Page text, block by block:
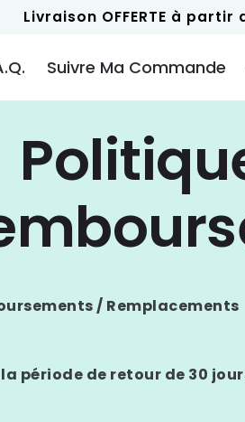
Livraison OFFERTE à partir
Suivre Ma Commande
/ Remplacements
période de retour de 30